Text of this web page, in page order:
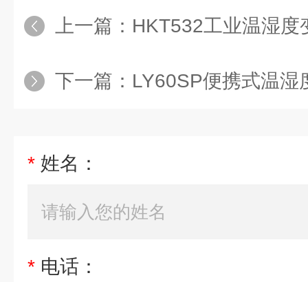
上一篇： HKT532工业温湿度
下一篇： LY60SP便携式温湿
* 姓名：
* 电话：